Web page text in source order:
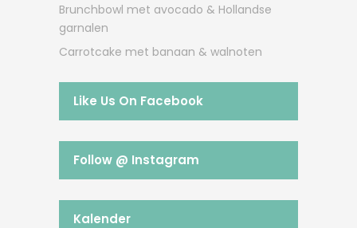
Brunchbowl met avocado & Hollandse
garnalen
Carrotcake met banaan & walnoten
Like Us On Facebook
Follow @ Instagram
Kalender